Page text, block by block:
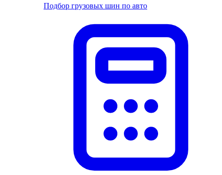
Подбор грузовых шин по авто